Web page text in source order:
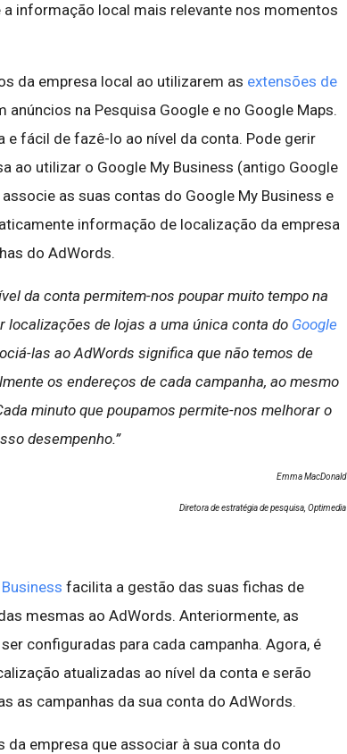
informação local mais relevante nos momentos
da empresa local ao utilizarem as extensões de
anúncios na Pesquisa Google e no Google Maps.
fácil de fazê-lo ao nível da conta. Pode gerir
ao utilizar o Google My Business (antigo Google
as suas contas do Google My Business e
informação de localização da empresa
do AdWords.
da conta permitem-nos poupar muito tempo na
localizações de lojas a uma única conta do Google
las ao AdWords significa que não temos de
os endereços de cada campanha, ao mesmo
minuto que poupamos permite-nos melhorar o
desempenho.”
Emma MacDonald
Diretora de estratégia de pesquisa, Optimedia
facilita a gestão das suas fichas de
mesmas ao AdWords. Anteriormente, as
configuradas para cada campanha. Agora, é
atualizadas ao nível da conta e serão
as campanhas da sua conta do AdWords.
empresa que associar à sua conta do